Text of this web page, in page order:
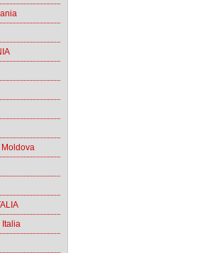
Moldova
Italia